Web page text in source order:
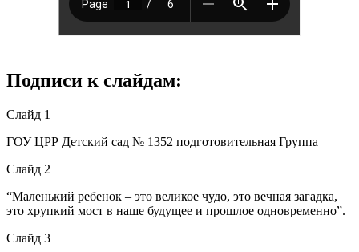
Подписи к слайдам:
Слайд 1
ГОУ ЦРР Детский сад № 1352 подготовительная Группа
Слайд 2
“Маленький ребенок – это великое чудо, это вечная загадка,
это хрупкий мост в наше будущее и прошлое одновременно”.
Слайд 3